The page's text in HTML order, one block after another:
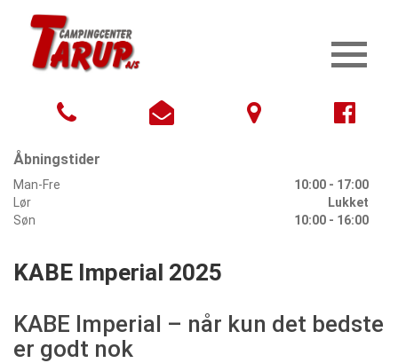
Åbningstider
Man-Fre
10:00 - 17:00
Lør
Lukket
Søn
10:00 - 16:00
KABE Imperial 2025
KABE Imperial – når kun det bedste
er godt nok